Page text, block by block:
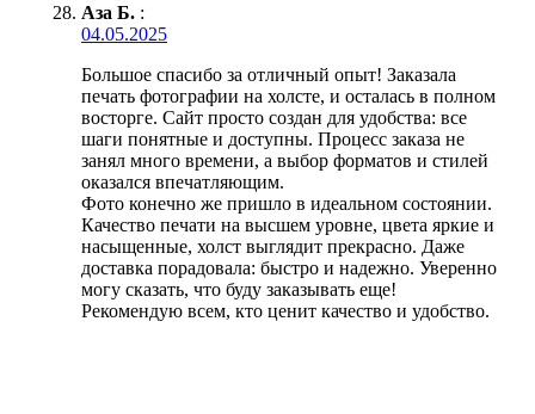
Аза Б. :
04.05.2025
Большое спасибо за отличный опыт! Заказала
печать фотографии на холсте, и осталась в полном
восторге. Сайт просто создан для удобства: все
шаги понятные и доступны. Процесс заказа не
занял много времени, а выбор форматов и стилей
оказался впечатляющим.
Фото конечно же пришло в идеальном состоянии.
Качество печати на высшем уровне, цвета яркие и
насыщенные, холст выглядит прекрасно. Даже
доставка порадовала: быстро и надежно. Уверенно
могу сказать, что буду заказывать еще!
Рекомендую всем, кто ценит качество и удобство.